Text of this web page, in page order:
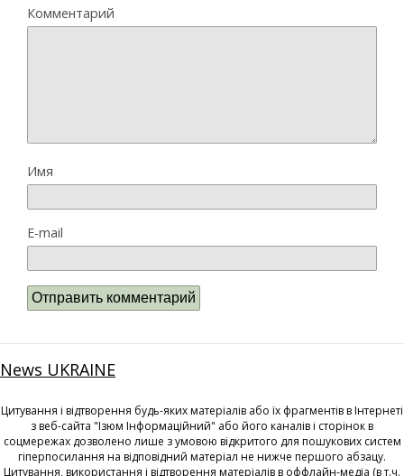
Комментарий
Имя
E-mail
News UKRAINE
Цитування і відтворення будь-яких матеріалів або їх фрагментів в Інтернеті
з веб-сайта "Ізюм Інформаційний" або його каналів і сторінок в
соцмережах дозволено лише з умовою відкритого для пошукових систем
гіперпосилання на відповідний матеріал не нижче першого абзацу.
Цитування, використання і відтворення матеріалів в оффлайн-медіа (в т.ч.